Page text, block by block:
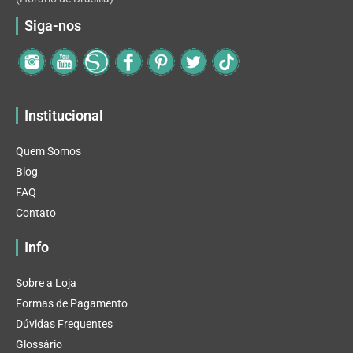
Siga-nos
Institucional
Quem Somos
Blog
FAQ
Contato
Info
Sobre a Loja
Formas de Pagamento
Dúvidas Frequentes
Glossário